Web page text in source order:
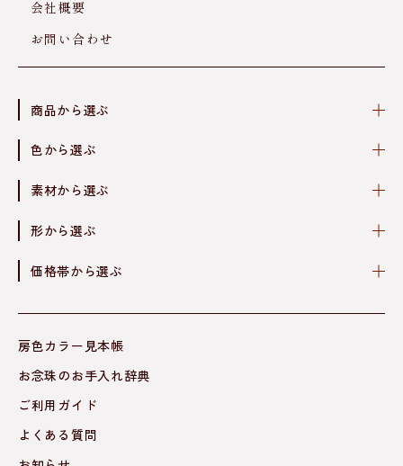
会社概要
お問い合わせ
商品から選ぶ
色から選ぶ
素材から選ぶ
形から選ぶ
価格帯から選ぶ
房色カラー見本帳
お念珠のお手入れ辞典
ご利用ガイド
よくある質問